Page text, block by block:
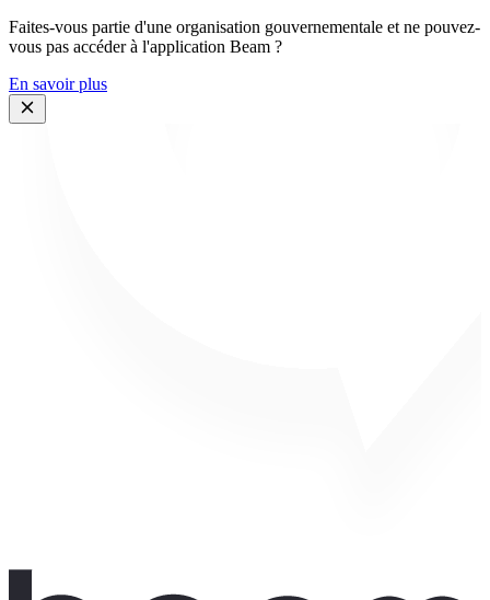
Faites-vous partie d'une organisation gouvernementale et ne pouvez-
vous pas accéder à l'application Beam ?
En savoir plus